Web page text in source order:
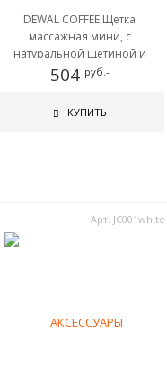
DEWAL COFFEE Щетка
массажная мини, с
натуральной щетиной и
пластиковыми штифтами
504 руб.-
КУПИТЬ
Арт. JC001white